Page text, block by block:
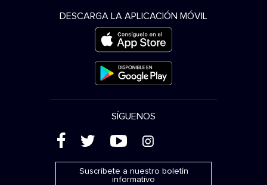
DESCARGA LA APLICACIÓN MÓVIL
SÍGUENOS
( ' + &
Suscríbete a nuestro boletín
informativo